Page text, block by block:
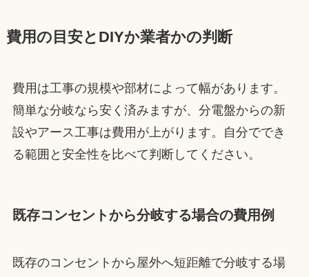
費用の目安とDIYか業者かの判断
費用は工事の規模や部材によって幅があります。
簡単な分岐なら安く済みますが、分電盤からの新
設やアース工事は費用が上がります。自分ででき
る範囲と安全性を比べて判断してください。
既存コンセントから分岐する場合の費用例
既存のコンセントから屋外へ短距離で分岐する場